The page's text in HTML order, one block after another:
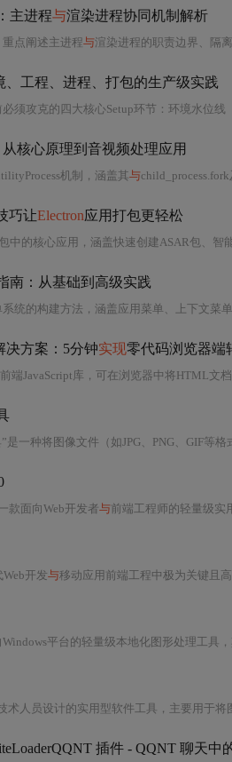
主进程与渲染进程协同机制解析
点阐述主进程与渲染进程的职责边界、隔离机制及IPC通信模式。强调主进程负责系统
、工程、进程、打包的生产级实践
须攻克的四大核心Setup环节：环境水位线
从核心原理到音视频处理应用
机制，涵盖其与child_process.fork及Worker Threads的选型差异、安全隔离优势、进程创建关键
巧让Electron应用打包更轻松
中的核心应用，涵盖快速创建ASAR包、智
南：从基础到高级实践
系统的构建方法，涵盖应用菜单、上下文菜
决方案：5分钟实现零代码浏览器端
是一种将图像文件（如JPG、PNG、GIF等
款面向Web开发者与前端工程师的轻量级实
开发与移动应用前端工程中极为关键且高频使用的数据嵌入技术，其核心原理是将二进制图像文件（如
。ICO作为Windows操作系统原生支持的图标资源格式，具有高度特化的结构特征：它并非单一尺寸或颜色深度的静态图像，而是一个可容纳多尺寸、多色彩深度图像资源的复合容器。标准ICO文件通常包含16×16、32×32、48×48、64×64、256×256等多种分辨率版本，同时支持单色（1bpp）、16色（
实用型软件工具，主要用于将图像文件转化为可执行的代码
插件 - QQNT 聊天中